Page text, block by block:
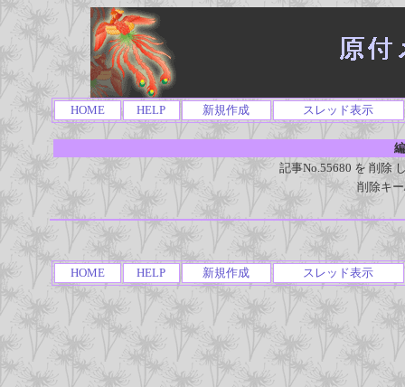
HOME HELP 新規作成 スレッド表示
記事No.55680 を 削除
削除キ
HOME HELP 新規作成 スレッド表示